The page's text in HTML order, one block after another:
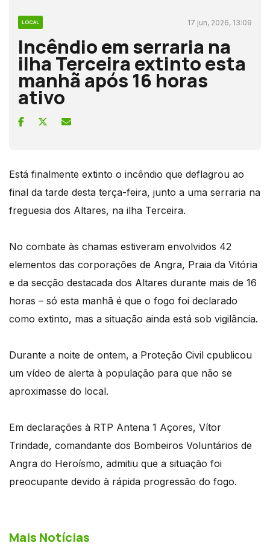
LOCAL 17 jun, 2026, 13:09
Incêndio em serraria na
ilha Terceira extinto esta
manhã após 16 horas
ativo
Está finalmente extinto o incêndio que deflagrou ao
final da tarde desta terça-feira, junto a uma serraria na
freguesia dos Altares, na ilha Terceira.
No combate às chamas estiveram envolvidos 42
elementos das corporações de Angra, Praia da Vitória
e da secção destacada dos Altares durante mais de 16
horas – só esta manhã é que o fogo foi declarado
como extinto, mas a situação ainda está sob vigilância.
Durante a noite de ontem, a Proteção Civil cpublicou
um vídeo de alerta à população para que não se
aproximasse do local.
Em declarações à RTP Antena 1 Açores, Vítor
Trindade, comandante dos Bombeiros Voluntários de
Angra do Heroísmo, admitiu que a situação foi
preocupante devido à rápida progressão do fogo.
Mais Notícias